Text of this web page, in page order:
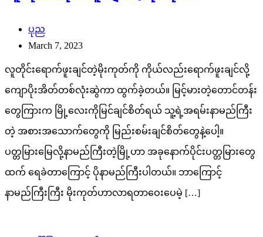
ပုည
March 7, 2023
လူတိုင်းရောက်ဖူးချင်တဲ့မိုးကုတ်ကို ကိုယ်လည်းရောက်ဖူးချင်လို့
ကျောပိုးအိတ်တစ်လုံးဆွဲကာ ထွက်ခဲ့တယ်။ မြင့်မားတဲ့တောင်တန်း
တွေကြားက မြို့လေးကိုမြင်ချင်စိတ်ရယ် သူ့ရဲ့အရမ်းနာမည်ကြီး
တဲ့ အစားအသောက်တွေကို မြည်းစမ်းချင်စိတ်တွေနဲ့ပေါ့။
ပတ္တမြားမြေလို့နာမည်ကြီးတဲ့မြို့ဟာ အခုနောက်ပိုင်းပတ္တမြားတွေ
ထက် ရေခဲတာကြောင့် ပိုနာမည်ကြီးပါတယ်။ ဘာကြောင့်
နာမည်ကြီးကြီး မိုးကုတ်ဟာလာရတာဝေးပေမဲ့ […]